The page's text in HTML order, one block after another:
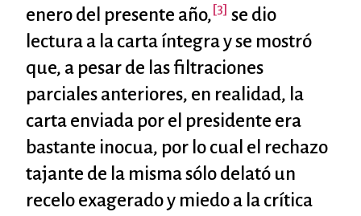
enero del presente año,[3] se dio
lectura a la carta íntegra y se mostró
que, a pesar de las filtraciones
parciales anteriores, en realidad, la
carta enviada por el presidente era
bastante inocua, por lo cual el rechazo
tajante de la misma sólo delató un
recelo exagerado y miedo a la crítica